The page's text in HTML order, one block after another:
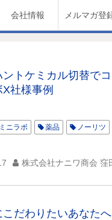
会社情報 メルマガ登
トケミカル切替で
社様事例
ミニラボ 薬品 ノーリツ
株式会社ナニワ商会 窪
だわりたいあなた